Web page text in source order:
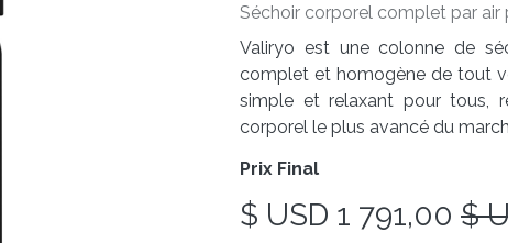
Séchoir corporel complet par air
Valiryo est une colonne de
complet et homogène de tout
simple et relaxant pour tous,
corporel le plus avancé du
Prix Final
$ USD 1 791,00 $